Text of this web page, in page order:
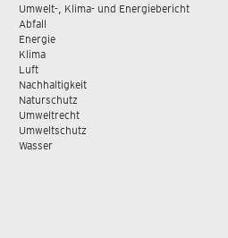
Umwelt-, Klima- und Energiebericht
Abfall
Energie
Klima
Luft
Nachhaltigkeit
Naturschutz
Umweltrecht
Umweltschutz
Wasser